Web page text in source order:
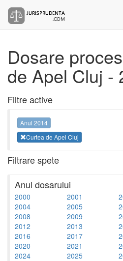
Dosare
de Apel Cluj -
Filtre active
Anul 2014
Curtea de Apel Cluj
Filtrare spete
Anul dosarului
2000 2001
2004
2005
2008
2009
2012
2013
2016
2017
2020
2021
2024
2025